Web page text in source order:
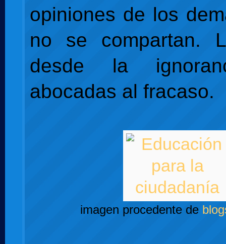
opiniones de los
no se compartan.
desde la
abocadas al fracaso.
imagen procedente de